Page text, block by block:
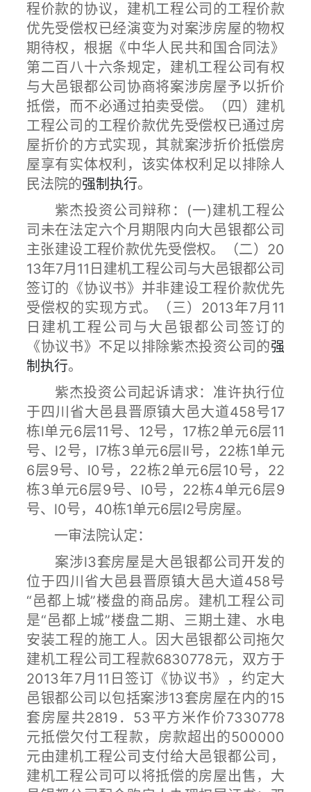
程价款的协议，建机工程公司的工程价款
优先受偿权已经演变为对案涉房屋的物权
期待权，根据《中华人民共和国合同法》
第二百八十六条规定，建机工程公司有权
与大邑银都公司协商将案涉房屋予以折价
抵偿，而不必通过拍卖受偿。（四）建机
工程公司的工程价款优先受偿权已通过房
屋折价的方式实现，其就案涉折价抵偿房
屋享有实体权利，该实体权利足以排除人
民法院的强制执行。
紫杰投资公司辩称：(一)建机工程公
司未在法定六个月期限内向大邑银都公司
主张建设工程价款优先受偿权。（二）20
13年7月11日建机工程公司与大邑银都公司
签订的《协议书》并非建设工程价款优先
受偿权的实现方式。（三）2013年7月11
日建机工程公司与大邑银都公司签订的
《协议书》不足以排除紫杰投资公司的强
制执行。
紫杰投资公司起诉请求：准许执行位
于四川省大邑县晋原镇大邑大道458号17
栋l单元6层11号、12号，17栋2单元6层11
号、l2号，l7栋3单元6层ll号，22栋1单元
6层9号、l0号，22栋2单元6层10号，22
栋3单元6层9号、l0号，22栋4单元6层9
号、l0号，40栋1单元6层l2号房屋。
一审法院认定：
案涉l3套房屋是大邑银都公司开发的
位于四川省大邑县晋原镇大邑大道458号
“邑都上城”楼盘的商品房。建机工程公司
是“邑都上城”楼盘二期、三期土建、水电
安装工程的施工人。因大邑银都公司拖欠
建机工程公司工程款6830778元，双方于
2013年7月11日签订《协议书》，约定大
邑银都公司以包括案涉13套房屋在内的15
套房屋共2819．53平方米作价7330778
元抵偿欠付工程款，房款超出的500000
元由建机工程公司支付给大邑银都公司，
建机工程公司可以将抵偿的房屋出售，大